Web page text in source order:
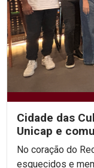
Cidade das
Unicap e
No coração do
esquecidos e